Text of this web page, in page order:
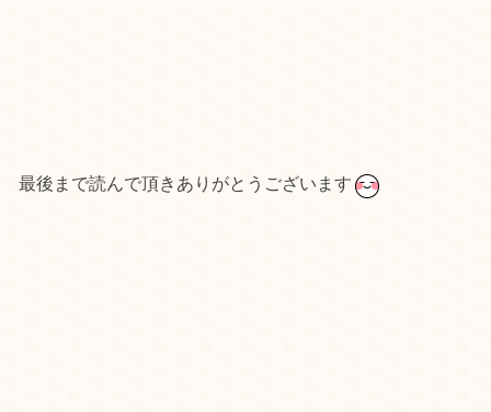
最後まで読んで頂きありがとうございます